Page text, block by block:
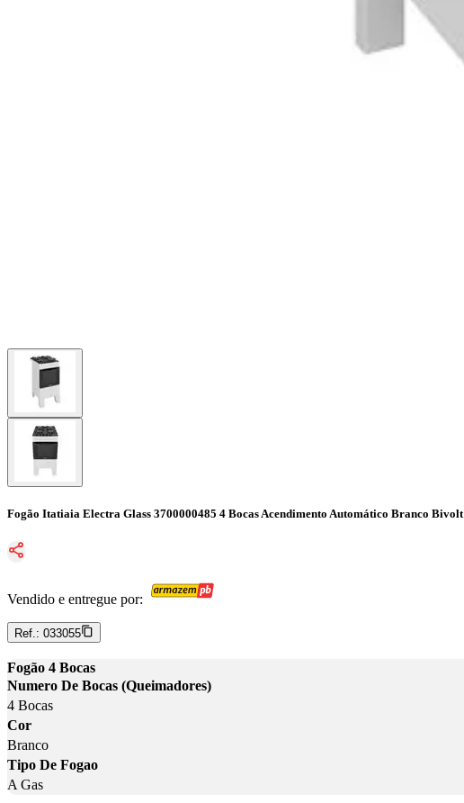
Fogão Itatiaia Electra Glass 3700000485 4 Bocas Acendimento Automático Branco Bivolt
Vendido e entregue por:
Ref.: 033055
Fogão 4 Bocas
Numero De Bocas (Queimadores)
4 Bocas
Cor
Branco
Tipo De Fogao
A Gas